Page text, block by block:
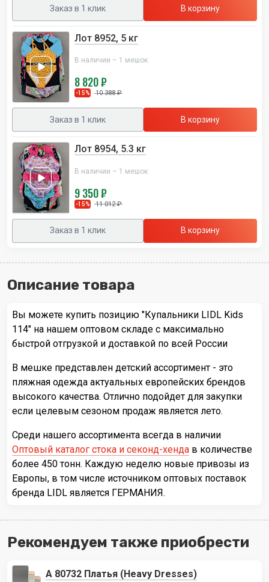
Заказ в 1 клик В корзину
Лот 8952, 5 кг
В наличии – 1 мешок
8 820 ₽
-15% 10 388 ₽
Заказ в 1 клик В корзину
Лот 8954, 5.3 кг
В наличии – 1 мешок
9 350 ₽
-15% 11 012 ₽
Заказ в 1 клик В корзину
Описание товара
Вы можете купить позицию "Купальники LIDL Kids
114" на нашем оптовом складе с максимально
быстрой отгрузкой и доставкой по всей России
В мешке представлен детский ассортимент - это
пляжная одежда актуальных европейских брендов
высокого качества. Отлично подойдет для закупки
если целевым сезоном продаж является лето.
Среди нашего ассортимента всегда в наличии
Оптовый каталог стока и секонд-хенда в количестве
более 450 тонн. Каждую неделю новые привозы из
Европы, в том числе источником оптовых поставок
бренда LIDL является ГЕРМАНИЯ.
Рекомендуем также приобрести
А 80732 Платья (Heavy Dresses)